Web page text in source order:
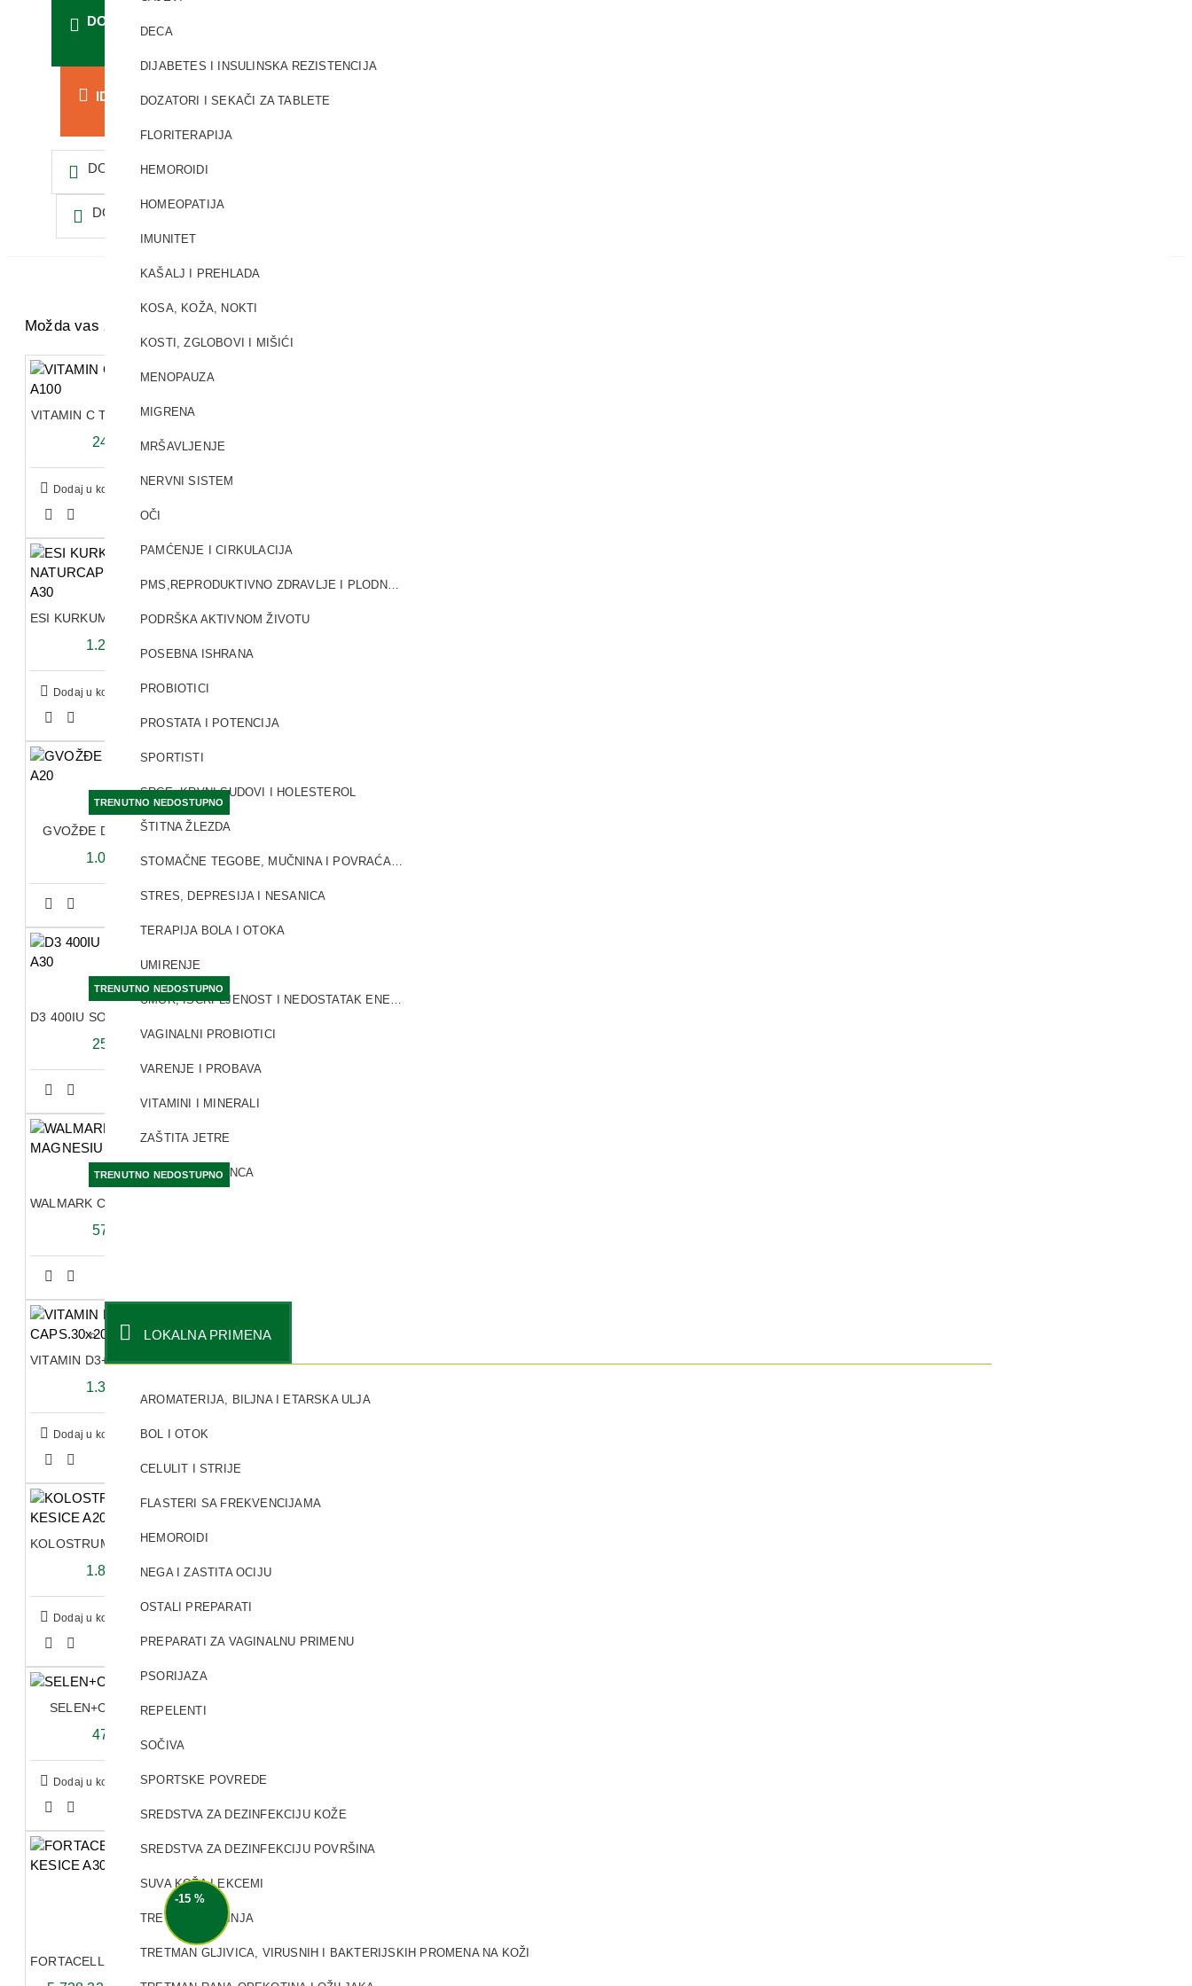
DECA
DIJABETES I INSULINSKA REZISTENCIJA
DOZATORI I SEKAČI ZA TABLETE
FLORITERAPIJA
HEMOROIDI
HOMEOPATIJA
IMUNITET
KAŠALJ I PREHLADA
KOSA, KOŽA, NOKTI
KOSTI, ZGLOBOVI I MIŠIĆI
MENOPAUZA
MIGRENA
MRŠAVLJENJE
NERVNI SISTEM
OČI
PAMĆENJE I CIRKULACIJA
PMS,REPRODUKTIVNO ZDRAVLJE I PLODNOST
PODRŠKA AKTIVNOM ŽIVOTU
POSEBNA ISHRANA
PROBIOTICI
PROSTATA I POTENCIJA
SPORTISTI
SRCE, KRVNI SUDOVI I HOLESTEROL
ŠTITNA ŽLEZDA
STOMAČNE TEGOBE, MUČNINA I POVRAĆANJE
STRES, DEPRESIJA I NESANICA
TERAPIJA BOLA I OTOKA
UMIRENJE
UMOR, ISCRPLJENOST I NEDOSTATAK ENERGIJE
VAGINALNI PROBIOTICI
VARENJE I PROBAVA
VITAMINI I MINERALI
ZAŠTITA JETRE
ZAŠTITA OD SUNCA
LOKALNA PRIMENA
AROMATERIJA, BILJNA I ETARSKA ULJA
BOL I OTOK
CELULIT I STRIJE
FLASTERI SA FREKVENCIJAMA
HEMOROIDI
NEGA I ZASTITA OCIJU
OSTALI PREPARATI
PREPARATI ZA VAGINALNU PRIMENU
PSORIJAZA
REPELENTI
SOČIVA
SPORTSKE POVREDE
SREDSTVA ZA DEZINFEKCIJU KOŽE
SREDSTVA ZA DEZINFEKCIJU POVRŠINA
SUVA KOŽA I EKCEMI
TRETMAN BOGINJA
TRETMAN GLJIVICA, VIRUSNIH I BAKTERIJSKIH PROMENA NA KOŽI
DODAJ U KORPU
IDI NA KASU
DODAJ U LISTU ŽELJA
DODAJ ZA POREĐENJE
Možda vas zanima i ovo...
VITAMIN C TABLETE 500MG A100
241,92 RSD
Dodaj u korpu
ESI KURKUMA MAX NATURCAPS LIQUID KAPSULE A30
1.242,00 RSD
Dodaj u korpu
TRENUTNO NEDOSTUPNO
GVOŽĐE DIREKT KESICE A20
1.080,00 RSD
TRENUTNO NEDOSTUPNO
259,20 RSD
TRENUTNO NEDOSTUPNO
576,00 RSD
VITAMIN D3+K2 CAPS.30x2000I.U.
1.324,80 RSD
Dodaj u korpu
1.843,20 RSD
Dodaj u korpu
SELEN+CINK KAPSULE A20
476,10 RSD
Dodaj u korpu
-15 %
FORTACELL IMMUNO KESICE A30